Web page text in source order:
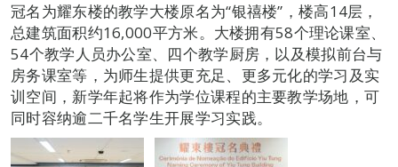
冠名为耀东楼的教学大楼原名为“银禧楼”，楼高14层，
总建筑面积约16,000平方米。大楼拥有58个理论课室、
54个教学人员办公室、四个教学厨房，以及模拟前台与
房务课室等，为师生提供更充足、更多元化的学习及实
训空间，新学年起将作为学位课程的主要教学场地，可
同时容纳逾二千名学生开展学习实践。